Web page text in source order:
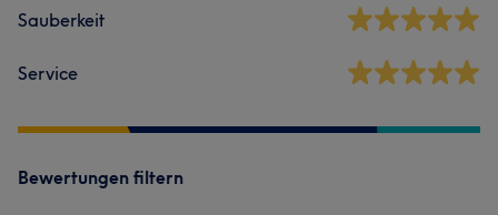
Sauberkeit
Service
Bewertungen filtern